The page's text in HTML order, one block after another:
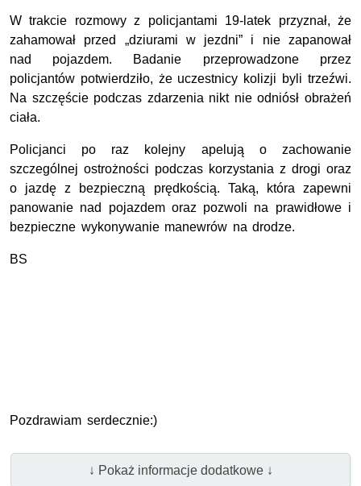
W trakcie rozmowy z policjantami 19-latek przyznał, że
zahamował przed „dziurami w jezdni” i nie zapanował
nad pojazdem. Badanie przeprowadzone przez
policjantów potwierdziło, że uczestnicy kolizji byli trzeźwi.
Na szczęście podczas zdarzenia nikt nie odniósł obrażeń
ciała.
Policjanci po raz kolejny apelują o zachowanie
szczególnej ostrożności podczas korzystania z drogi oraz
o jazdę z bezpieczną prędkością. Taką, która zapewni
panowanie nad pojazdem oraz pozwoli na prawidłowe i
bezpieczne wykonywanie manewrów na drodze.
BS
Pozdrawiam serdecznie:)
↓ Pokaż informacje dodatkowe ↓